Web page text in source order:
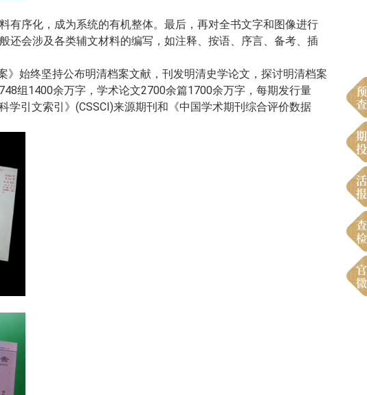
有序化，成为系统的有机整体。最后，再对全书文字和图像进行
还会涉及各类辅文材料的编写，如注释、按语、序言、备考、插
始终坚持公布明清档案文献，刊发明清史学论文，探讨明清档案
组1400余万字，学术论文2700余篇1700余万字，每期发行量
引文索引》(CSSCI)来源期刊和《中国学术期刊综合评价数据